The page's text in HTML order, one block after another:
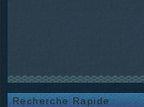
Recherche Rapide